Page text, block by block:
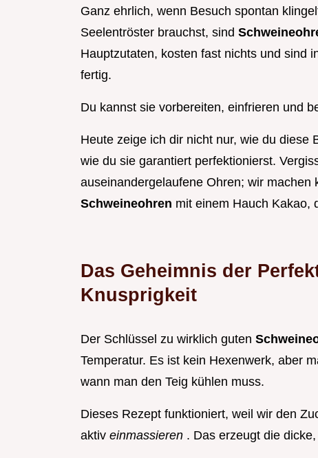
Ganz ehrlich, wenn Besuch spontan
Seelentröster brauchst, sind
Hauptzutaten, kosten fast nichts und sind
fertig.
Du kannst sie vorbereiten, einfrieren und
Heute zeige ich dir nicht nur, wie du diese
wie du sie garantiert perfektionierst.
auseinandergelaufene Ohren; wir machen
Schweineohren mit einem Hauch Kakao,
Das Geheimnis der
Knusprigkeit
Der Schlüssel zu wirklich guten
Temperatur. Es ist kein Hexenwerk, aber
wann man den Teig kühlen muss.
Dieses Rezept funktioniert, weil wir den
aktiv einmassieren . Das erzeugt die